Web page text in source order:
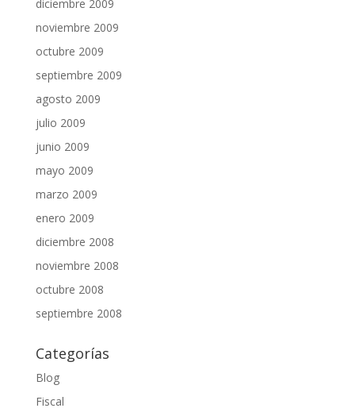
diciembre 2009
noviembre 2009
octubre 2009
septiembre 2009
agosto 2009
julio 2009
junio 2009
mayo 2009
marzo 2009
enero 2009
diciembre 2008
noviembre 2008
octubre 2008
septiembre 2008
Categorías
Blog
Fiscal